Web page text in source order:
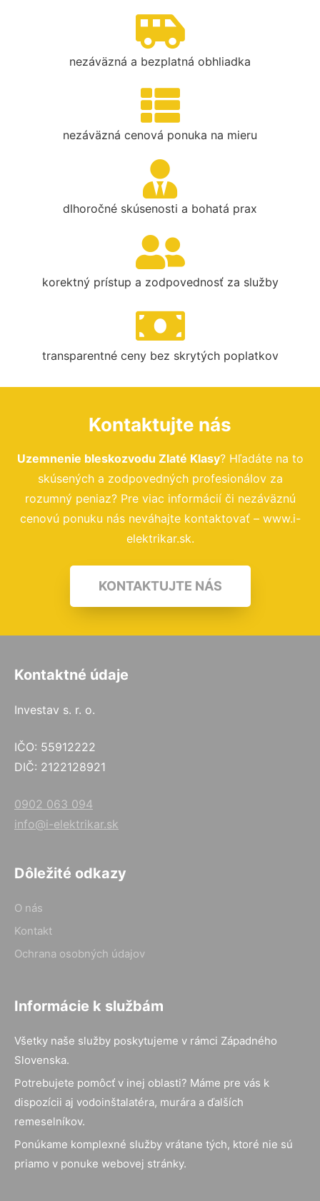
nezáväzná a bezplatná obhliadka
nezáväzná cenová ponuka na mieru
dlhoročné skúsenosti a bohatá prax
korektný prístup a zodpovednosť za služby
transparentné ceny bez skrytých poplatkov
Kontaktujte nás
Uzemnenie bleskozvodu Zlaté Klasy? Hľadáte na to
skúsených a zodpovedných profesionálov za
rozumný peniaz? Pre viac informácií či nezáväznú
cenovú ponuku nás neváhajte kontaktovať – www.i-
elektrikar.sk.
KONTAKTUJTE NÁS
Kontaktné údaje
Investav s. r. o.
IČO: 55912222
DIČ: 2122128921
0902 063 094
info@i-elektrikar.sk
Dôležité odkazy
O nás
Kontakt
Ochrana osobných údajov
Informácie k službám
Všetky naše služby poskytujeme v rámci Západného
Slovenska.
Potrebujete pomôcť v inej oblasti? Máme pre vás k
dispozícii aj vodoinštalatéra, murára a ďalších
remeselníkov.
Ponúkame komplexné služby vrátane tých, ktoré nie sú
priamo v ponuke webovej stránky.